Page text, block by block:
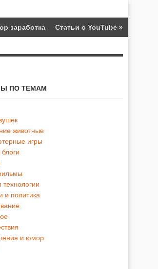
заработка Статьи о YouTube »
ПО ТЕМАМ
животные
игры
технологии
и политика
и юмор